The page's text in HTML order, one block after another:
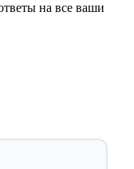
на все ваши